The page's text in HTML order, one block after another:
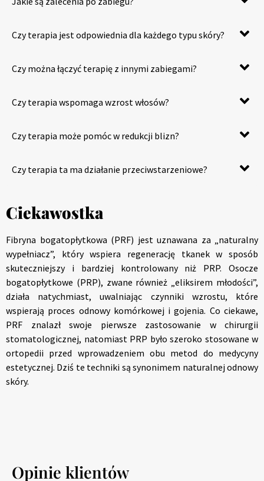
Czy terapia jest odpowiednia dla każdego typu skóry?
Czy można łączyć terapię z innymi zabiegami?
Czy terapia wspomaga wzrost włosów?
Czy terapia może pomóc w redukcji blizn?
Czy terapia ta ma działanie przeciwstarzeniowe?
Ciekawostka
Fibryna bogatopłytkowa (PRF) jest uznawana za „naturalny
wypełniacz”, który wspiera regenerację tkanek w sposób
skuteczniejszy i bardziej kontrolowany niż PRP. Osocze
bogatopłytkowe (PRP), zwane również „eliksirem młodości”,
działa natychmiast, uwalniając czynniki wzrostu, które
wspierają proces odnowy komórkowej i gojenia. Co ciekawe,
PRF znalazł swoje pierwsze zastosowanie w chirurgii
stomatologicznej, natomiast PRP było szeroko stosowane w
ortopedii przed wprowadzeniem obu metod do medycyny
estetycznej. Dziś te techniki są synonimem naturalnej odnowy
skóry.
Opinie klientów